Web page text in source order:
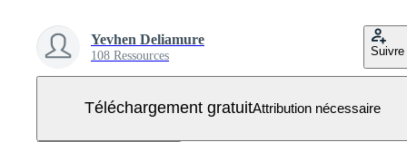
Yevhen Deliamure
108 Ressources Suivre
Téléchargement gratuitAttribution nécessaire